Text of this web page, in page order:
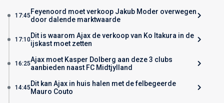
17:45 Feyenoord moet verkoop Jakub Moder overwegen
door dalende marktwaarde
17:10Dit is waarom Ajax de verkoop van Ko Itakura in de
ijskast moet zetten
16:25Ajax moet Kasper Dolberg aan deze 3 clubs
aanbieden naast FC Midtjylland
14:45 Dit kan Ajax in huis halen met de felbegeerde
Mauro Couto